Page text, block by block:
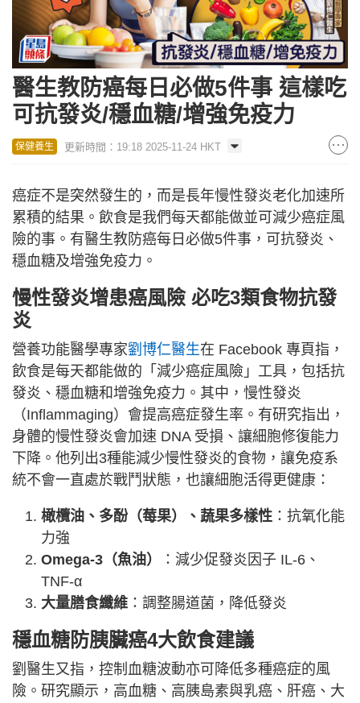
醫生教防癌每日必做5件事 這樣吃
可抗發炎/穩血糖/增強免疫力
保健養生 更新時間：19:18 2025-11-24 HKT
癌症不是突然發生的，而是長年慢性發炎老化加速所
累積的結果。飲食是我們每天都能做並可減少癌症風
險的事。有醫生教防癌每日必做5件事，可抗發炎、
穩血糖及增強免疫力。
慢性發炎增患癌風險 必吃3類食物抗發
炎
營養功能醫學專家劉博仁醫生在 Facebook 專頁指，
飲食是每天都能做的「減少癌症風險」工具，包括抗
發炎、穩血糖和增強免疫力。其中，慢性發炎
（Inflammaging）會提高癌症發生率。有研究指出，
身體的慢性發炎會加速 DNA 受損、讓細胞修復能力
下降。他列出3種能減少慢性發炎的食物，讓免疫系
統不會一直處於戰鬥狀態，也讓細胞活得更健康：
橄欖油、多酚（莓果）、蔬果多樣性 ：抗氧化能
力強
Omega-3（魚油）
：減少促發炎因子 IL-6、
TNF-α
大量膳食纖維 ：調整腸道菌，降低發炎
穩血糖防胰臟癌4大飲食建議
劉醫生又指，控制血糖波動亦可降低多種癌症的風
險。研究顯示，高血糖、高胰島素與乳癌、肝癌、大